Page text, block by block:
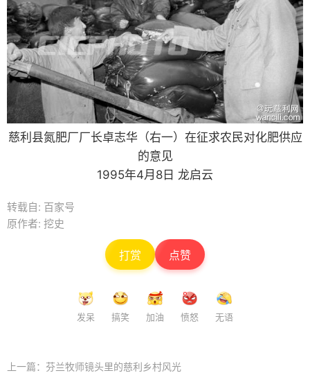
慈利县氮肥厂厂长卓志华（右一）在征求农民对化肥供应
的意见
1995年4月8日 龙启云
转载自: 百家号
原作者: 挖史
打赏 点赞
发呆 搞笑 加油 愤怒 无语
上一篇： 芬兰牧师镜头里的慈利乡村风光